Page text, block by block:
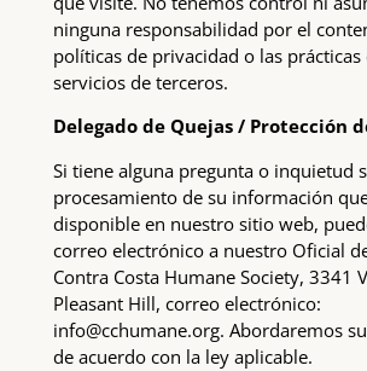
ninguna responsabilidad por el
políticas de privacidad o las
servicios de terceros.
Delegado de Quejas / Protección
Si tiene alguna pregunta o inquietud
procesamiento de su información
disponible en nuestro sitio web,
correo electrónico a nuestro Oficial
Contra Costa Humane Society, 3341
Pleasant Hill, correo electrónico:
info@cchumane.org. Abordaremos
de acuerdo con la ley aplicable.